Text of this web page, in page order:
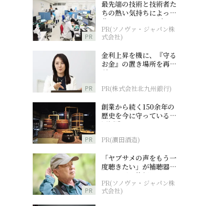
PR
最先端の技術と技術者た
ちの熱い気持ちによって
作られているオーダーメ
イド補聴器
PR(ソノヴァ・ジャパン株
式会社)
PR
金利上昇を機に、『守る
お金』の置き場所を再検
討
PR(株式会社北九州銀行)
PR
創業から続く150余年の
歴史を今に守っている濵
田酒造
PR(濵田酒造)
PR
「ヤブサメの声をもう一
度聴きたい」が補聴器チ
ャレンジの後押しに
PR(ソノヴァ・ジャパン株
式会社)